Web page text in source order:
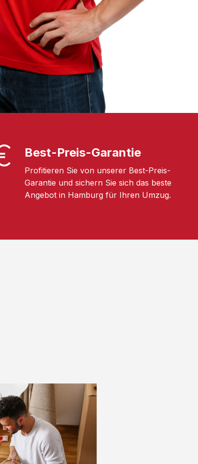
Best-Preis-Garantie
Profitieren Sie von unserer Best-Preis-
Garantie und sichern Sie sich das beste
Angebot in Hamburg für Ihren Umzug.